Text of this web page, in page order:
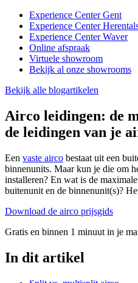
Experience Center Gent
Experience Center
Experience Center Waver
Online afspraak
Virtuele showroom
Bekijk al onze showrooms
Bekijk alle blogartikelen
Airco leidingen: de
de leidingen van je
Een vaste airco bestaat uit een
binnenunits. Maar kun je die om
installeren? En wat is de
buitenunit en de binnenunit(s)?
Download de airco prijsgids
Gratis en binnen 1 minuut in je
In dit artikel